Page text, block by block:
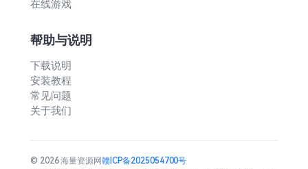
在线游戏
帮助与说明
下载说明
安装教程
常见问题
关于我们
© 2026 海量资源网赣ICP备2025054700号